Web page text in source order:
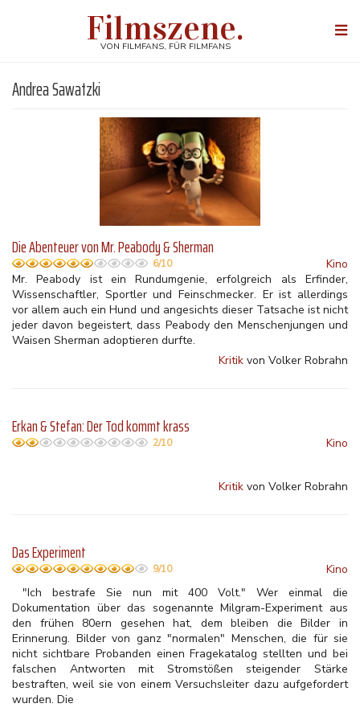
Filmszene.
VON FILMFANS, FÜR FILMFANS
Andrea Sawatzki
Die Abenteuer von Mr. Peabody & Sherman
6/10
Kino
Mr. Peabody ist ein Rundumgenie, erfolgreich als Erfinder,
Wissenschaftler, Sportler und Feinschmecker. Er ist allerdings
vor allem auch ein Hund und angesichts dieser Tatsache ist nicht
jeder davon begeistert, dass Peabody den Menschenjungen und
Waisen Sherman adoptieren durfte.
Kritik von Volker Robrahn
Erkan & Stefan: Der Tod kommt krass
2/10 Kino
Kritik von Volker Robrahn
Das Experiment
9/10
Kino
"Ich bestrafe Sie nun mit 400 Volt." Wer einmal die
Dokumentation über das sogenannte Milgram-Experiment aus
den frühen 80ern gesehen hat, dem bleiben die Bilder in
Erinnerung. Bilder von ganz "normalen" Menschen, die für sie
nicht sichtbare Probanden einen Fragekatalog stellten und bei
falschen Antworten mit Stromstößen steigender Stärke
bestraften, weil sie von einem Versuchsleiter dazu aufgefordert
wurden. Die